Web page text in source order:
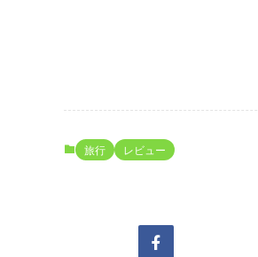
旅行 レビュー